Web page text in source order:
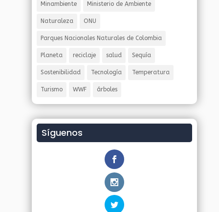
Minambiente Ministerio de Ambiente
Naturaleza ONU
Parques Nacionales Naturales de Colombia
Planeta reciclaje salud Sequía
Sostenibilidad Tecnología Temperatura
Turismo WWF árboles
Síguenos